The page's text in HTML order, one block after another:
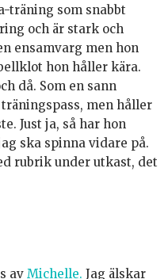
träning som snabbt
och är stark och
ensamvarg men hon
hon håller kära.
då. Som en sann
men håller
Just ja, så har hon
ska spinna vidare på.
rubrik under utkast, det
av Michelle. Jag älskar